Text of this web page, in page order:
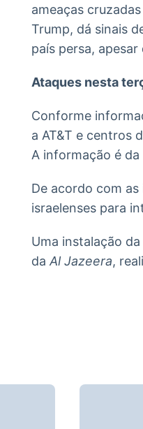
ameaças
Trump, dá sinais
país persa,
Ataques nesta
Conforme
a AT&T e centros
A informação é da
De acordo com
israelenses para
Uma instalação
da Al Jazeera,